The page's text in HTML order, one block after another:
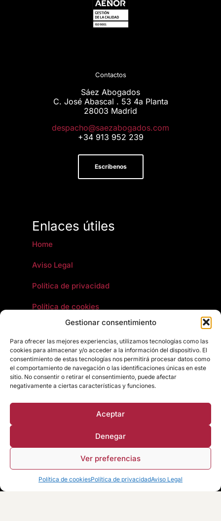
Gestionar consentimiento
Para ofrecer las mejores experiencias, utilizamos tecnologías como las
cookies para almacenar y/o acceder a la información del dispositivo. El
consentimiento de estas tecnologías nos permitirá procesar datos como
el comportamiento de navegación o las identificaciones únicas en este
sitio. No consentir o retirar el consentimiento, puede afectar
negativamente a ciertas características y funciones.
Aceptar
Denegar
Ver preferencias
Política de cookiesPolítica de privacidadAviso Legal
Contactos
Sáez Abogados
C. José Abascal . 53 4a Planta
28003 Madrid
moc.sodagobazeas@ohcapsed
+34 913 952 239
Escríbenos
Enlaces útiles
Home
Aviso Legal
Política de privacidad
Política de cookies
Artículos jurídicos y fiscales
Política de calidad
Comunicación de requisitos
Suscríbete a nuestra
Newsletter
Consúltanos por Whatsapp